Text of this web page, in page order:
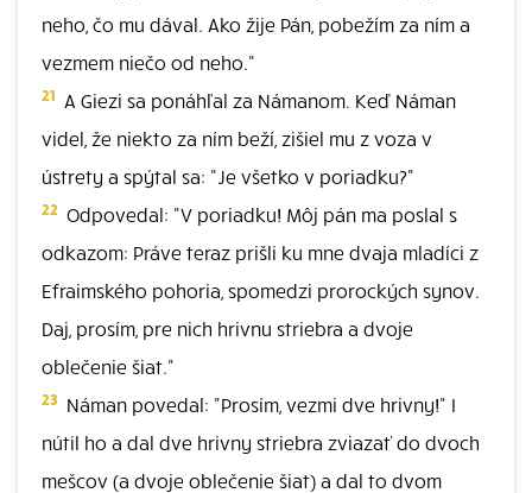
neho, čo mu dával. Ako žije Pán, pobežím za ním a
vezmem niečo od neho."
21 A Giezi sa ponáhľal za Námanom. Keď Náman
videl, že niekto za ním beží, zišiel mu z voza v
ústrety a spýtal sa: "Je všetko v poriadku?"
22 Odpovedal: "V poriadku! Môj pán ma poslal s
odkazom: Práve teraz prišli ku mne dvaja mladíci z
Efraimského pohoria, spomedzi prorockých synov.
Daj, prosím, pre nich hrivnu striebra a dvoje
oblečenie šiat."
23 Náman povedal: "Prosím, vezmi dve hrivny!" I
nútil ho a dal dve hrivny striebra zviazať do dvoch
mešcov (a dvoje oblečenie šiat) a dal to dvom